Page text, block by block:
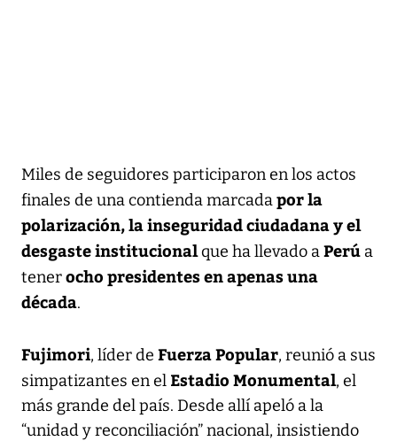
Miles de seguidores participaron en los actos
finales de una contienda marcadapor la
polarización, la inseguridad ciudadana y el
desgaste institucionalque ha llevado aPerú a
tenerocho presidentes en apenas una
década.
Fujimori, líder de Fuerza Popular, reunió a sus
simpatizantes en el Estadio Monumental, el
más grande del país. Desde allí apeló a la
“unidad y reconciliación” nacional, insistiendo